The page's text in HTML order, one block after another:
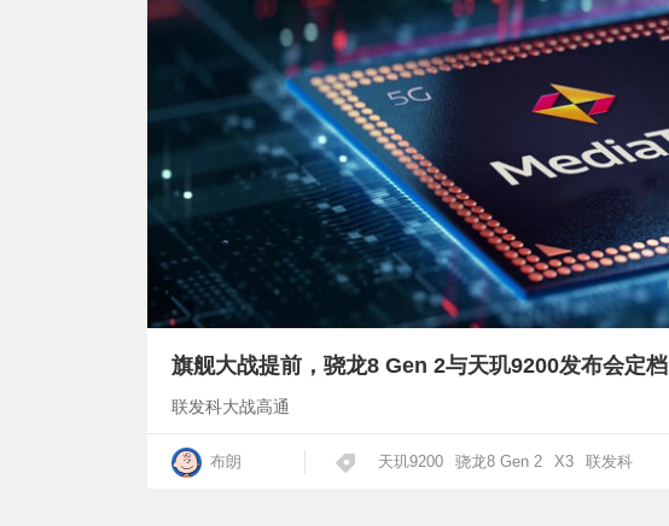
旗舰大战提前，骁龙8 Gen 2与天玑9200发布会定档
联发科大战高通
布朗 天玑9200 骁龙8 Gen 2 X3 联发科